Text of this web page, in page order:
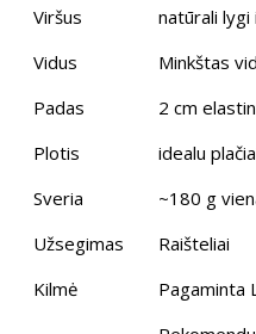
Viršus
natūrali
Vidus
Minkštas
Padas
2 cm
Plotis
idealu
Sveria
~180 g
Užsegimas
Raišteliai
Kilmė
Pagaminta